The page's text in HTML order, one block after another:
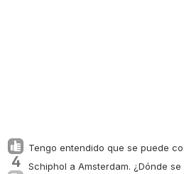
4
Tengo entendido que se puede
Schiphol a Amsterdam. ¿Dónde